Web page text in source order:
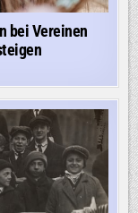
bei Vereinen